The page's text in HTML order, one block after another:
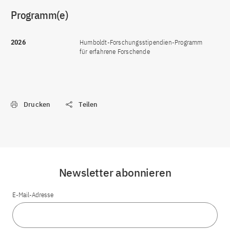
Programm(e)
2026
Humboldt-Forschungsstipendien-Programm
für erfahrene Forschende
Drucken Teilen
Newsletter abonnieren
E-Mail-Adresse